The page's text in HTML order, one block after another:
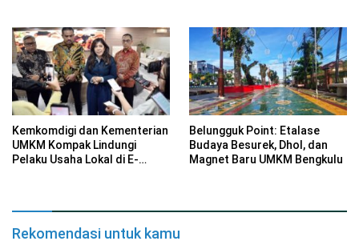
Kemkomdigi dan Kementerian
UMKM Kompak Lindungi
Pelaku Usaha Lokal di E-
Belungguk Point: Etalase
Budaya Besurek, Dhol, dan
Magnet Baru UMKM Bengkulu
Rekomendasi untuk kamu